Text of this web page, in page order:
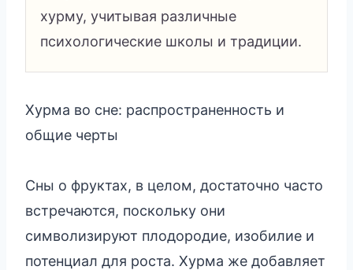
хурму, учитывая различные
психологические школы и традиции.
Хурма во сне: распространенность и
общие черты
Сны о фруктах, в целом, достаточно часто
встречаются, поскольку они
символизируют плодородие, изобилие и
потенциал для роста. Хурма же добавляет